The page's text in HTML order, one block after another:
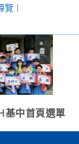
覽｜
基中首頁選單